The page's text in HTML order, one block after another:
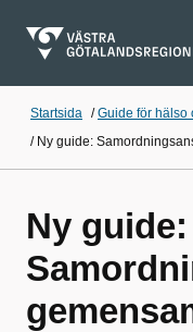
Startsida /Guide för hälso
/ Ny guide:
Ny guide: